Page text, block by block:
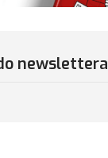
newslettera